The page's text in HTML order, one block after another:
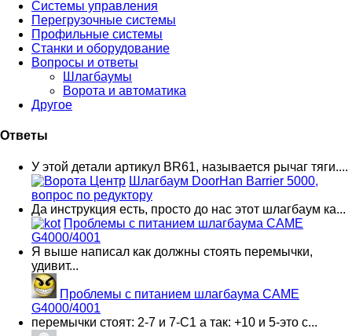
Системы управления
Перегрузочные системы
Профильные системы
Станки и оборудование
Вопросы и ответы
Шлагбаумы
Ворота и автоматика
Другое
Ответы
У этой детали артикул BR61, называется рычаг тяги....
Шлагбаум DoorHan Barrier 5000,
вопрос по редуктору
Да инструкция есть, просто до нас этот шлагбаум ка...
Проблемы с питанием шлагбаума CAME
G4000/4001
Я выше написал как должны стоять перемычки,
удивит...
Проблемы с питанием шлагбаума CAME
G4000/4001
перемычки стоят: 2-7 и 7-С1 а так: +10 и 5-это с...